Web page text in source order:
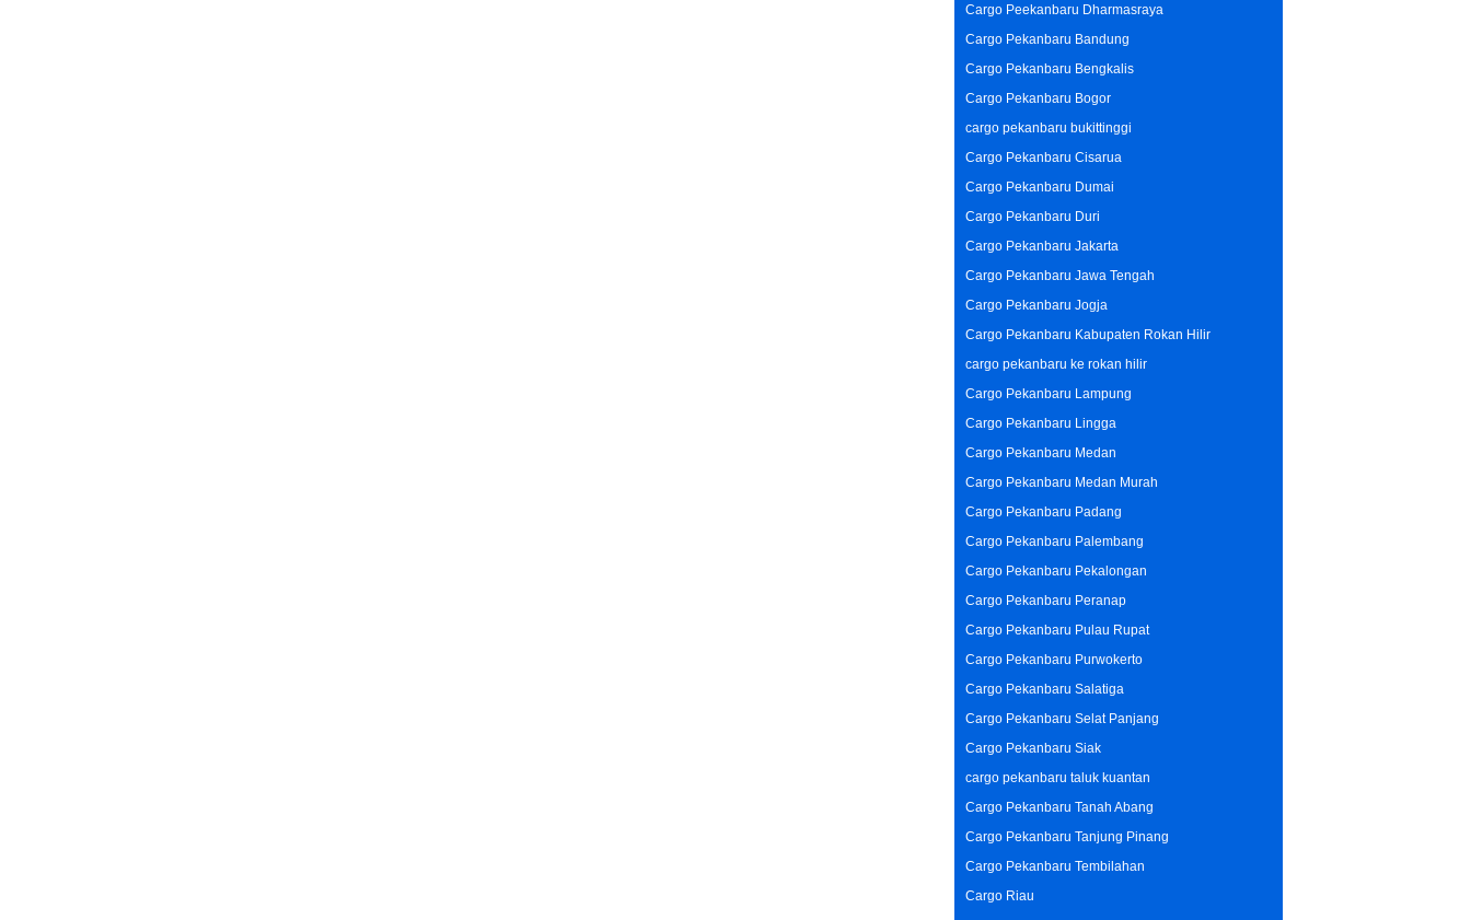
Cargo Peekanbaru Dharmasraya
Cargo Pekanbaru Bandung
Cargo Pekanbaru Bengkalis
Cargo Pekanbaru Bogor
cargo pekanbaru bukittinggi
Cargo Pekanbaru Cisarua
Cargo Pekanbaru Dumai
Cargo Pekanbaru Duri
Cargo Pekanbaru Jakarta
Cargo Pekanbaru Jawa Tengah
Cargo Pekanbaru Jogja
Cargo Pekanbaru Kabupaten Rokan Hilir
cargo pekanbaru ke rokan hilir
Cargo Pekanbaru Lampung
Cargo Pekanbaru Lingga
Cargo Pekanbaru Medan
Cargo Pekanbaru Medan Murah
Cargo Pekanbaru Padang
Cargo Pekanbaru Palembang
Cargo Pekanbaru Pekalongan
Cargo Pekanbaru Peranap
Cargo Pekanbaru Pulau Rupat
Cargo Pekanbaru Purwokerto
Cargo Pekanbaru Salatiga
Cargo Pekanbaru Selat Panjang
Cargo Pekanbaru Siak
cargo pekanbaru taluk kuantan
Cargo Pekanbaru Tanah Abang
Cargo Pekanbaru Tanjung Pinang
Cargo Pekanbaru Tembilahan
Cargo Riau